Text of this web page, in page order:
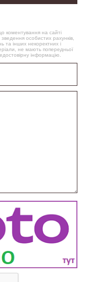
коментування на сайті
особистих рахунків,
та інших некоректних і
не мають попередньої
інформацію.